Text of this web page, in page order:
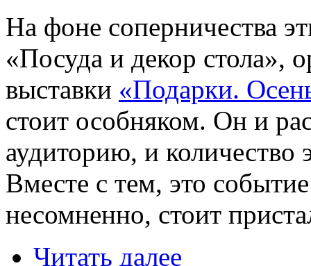
На фоне соперничества
«Посуда и декор стола»,
выставки «Подарки.
стоит особняком. Он и
аудиторию, и количество
Вместе с тем, это
несомненно, стоит
Читать далее